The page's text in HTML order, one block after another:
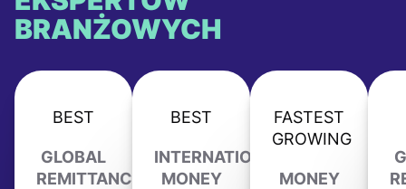
BRANŻOWYCH
BEST
GLOBAL
REMITTANCE
BEST
INTERNATIONAL
MONEY
FASTEST
GROWING
MONEY